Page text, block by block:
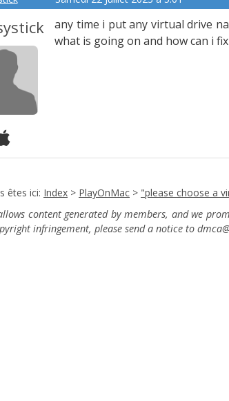
any time i put any virtual drive
what is going on and how can i
êtes ici: Index > PlayOnMac > "please choose a
content generated by members, and we
infringement, please send a notice to dmca